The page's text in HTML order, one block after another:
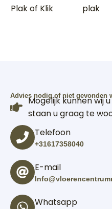
Plak of Klik
plak
Advies nodig of niet gevonden
Mogelijk kunnen wij
staan u graag te
Telefoon
+31617358040
E-mail
Whatsapp